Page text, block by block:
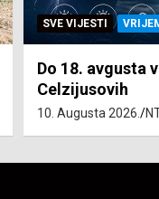
SVE VIJESTI
Kvadrat
10. Augusta